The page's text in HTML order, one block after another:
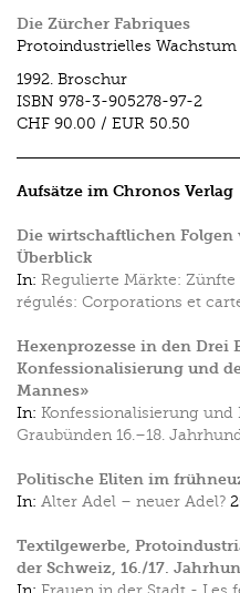
Die Zürcher Fabriques
Protoindustrielles
1992. Broschur
ISBN 978-3-905278-97-2
CHF 90.00 / EUR 50.50
Aufsätze im Chronos Verlag
Die wirtschaftlichen
Überblick
In: Regulierte Märkte:
régulés: Corporations et
Hexenprozesse in den Drei
Konfessionalisierung und
Mannes»
In: Konfessionalisierung
Graubünden 16.–18.
Politische Eliten im
In: Alter Adel – neuer Adel?
Textilgewerbe,
der Schweiz, 16./17.